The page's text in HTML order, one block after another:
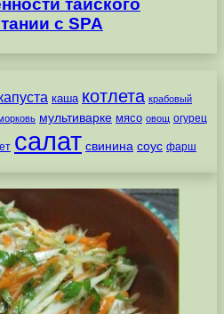
тайского
с SPA
каша котлета крабовый
мультиварке мясо овощ огурец
салат свинина соус фарш